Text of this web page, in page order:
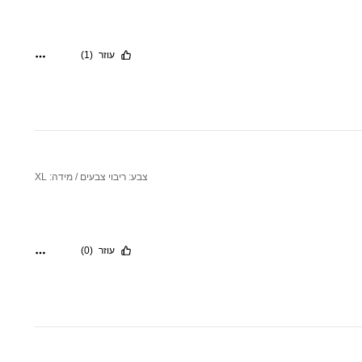
עוזר (1)
צבע: ריבוי צבעים / מידה: XL
עוזר (0)